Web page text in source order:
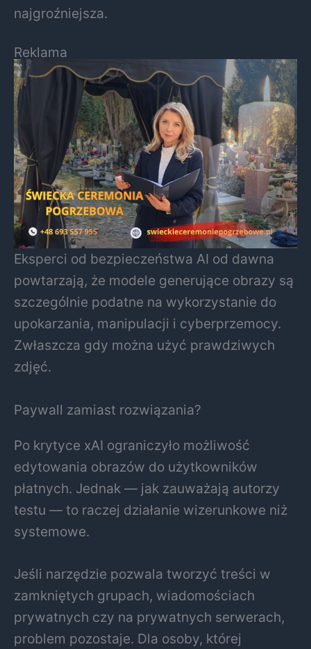
najgroźniejsza.
Reklama
Eksperci od bezpieczeństwa AI od dawna
powtarzają, że modele generujące obrazy są
szczególnie podatne na wykorzystanie do
upokarzania, manipulacji i cyberprzemocy.
Zwłaszcza gdy można użyć prawdziwych
zdjęć.
Paywall zamiast rozwiązania?
Po krytyce xAI ograniczyło możliwość
edytowania obrazów do użytkowników
płatnych. Jednak — jak zauważają autorzy
testu — to raczej działanie wizerunkowe niż
systemowe.
Jeśli narzędzie pozwala tworzyć treści w
zamkniętych grupach, wiadomościach
prywatnych czy na prywatnych serwerach,
problem pozostaje. Dla osoby, której